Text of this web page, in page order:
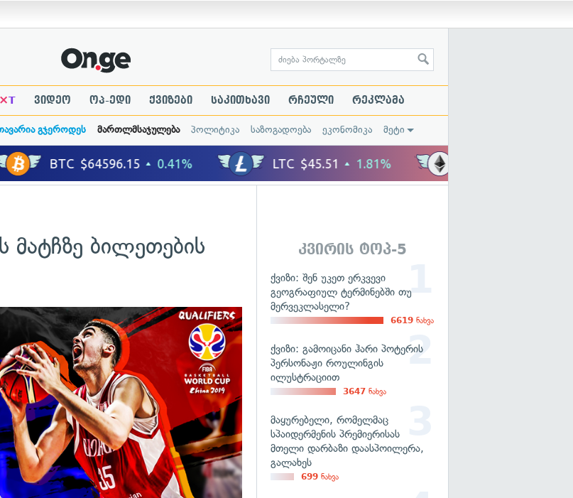
T ვიდეო ოპ-ედი ქვიზები საკითხავი რჩეული რეკლამა
გჯეროდეს მართლმსაჯულება პოლიტიკა საზოგადოება ეკონომიკა მეტი
ბილეთების
კვირის ტოპ-5
ქვიზი: შენ უკეთ ერკვევი
გეოგრაფიულ ტერმინებში თუ
მერვეკლასელი?
6619 ნახვა
ქვიზი: გამოიცანი ჰარი პოტერის
პერსონაჟი როულინგის
ილუსტრაციით
3647 ნახვა
მაყურებელი, რომელმაც
სპაიდერმენის პრემიერისას
მთელი დარბაზი დაასპოილერა,
გალახეს
699 ნახვა